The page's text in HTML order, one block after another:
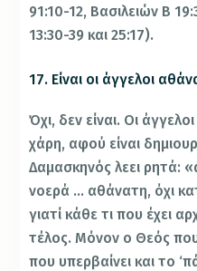
91:10-12, Βασιλειών Β
13:30-39 και 25:17).
17. Είναι οι άγγελοι
Όχι, δεν είναι. Οι
χάρη, αφού είναι
Δαμασκηνός λεει ρητά:
νοερά … αθάνατη, όχι
γιατί κάθε τι που έχει
τέλος. Μόνον ο Θεός
που υπερβαίνει και το